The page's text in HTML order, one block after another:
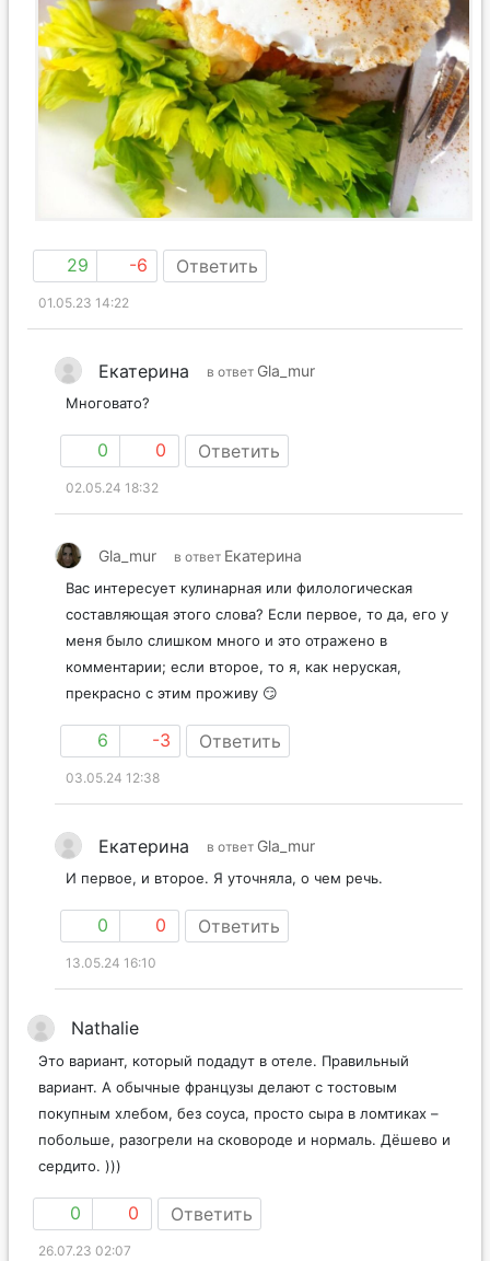
29 -6 Ответить
01.05.23 14:22
Екатерина в ответ Gla_mur
Многовато?
0 0 Ответить
02.05.24 18:32
Gla_mur в ответ Екатерина
Вас интересует кулинарная или филологическая
составляющая этого слова? Если первое, то да, его у
меня было слишком много и это отражено в
комментарии; если второе, то я, как неруская,
прекрасно с этим проживу 😏
6 -3 Ответить
03.05.24 12:38
Екатерина в ответ Gla_mur
И первое, и второе. Я уточняла, о чем речь.
0 0 Ответить
13.05.24 16:10
Nathalie
Это вариант, который подадут в отеле. Правильный
вариант. А обычные французы делают с тостовым
покупным хлебом, без соуса, просто сыра в ломтиках –
побольше, разогрели на сковороде и нормаль. Дёшево и
сердито. )))
0 0 Ответить
26.07.23 02:07